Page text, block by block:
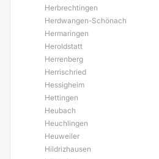
Herbrechtingen
Herdwangen-Schönach
Hermaringen
Heroldstatt
Herrenberg
Herrischried
Hessigheim
Hettingen
Heubach
Heuchlingen
Heuweiler
Hildrizhausen